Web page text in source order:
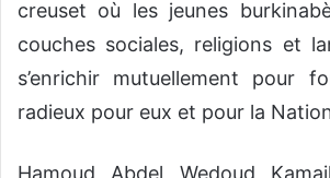
creuset où les jeunes
couches sociales, religions et
s’enrichir mutuellement pour
radieux pour eux et pour la
Hamoud Abdel Wedoud